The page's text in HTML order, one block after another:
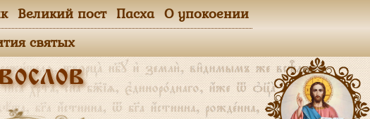
Великий пост Пасха О упокоении
святых